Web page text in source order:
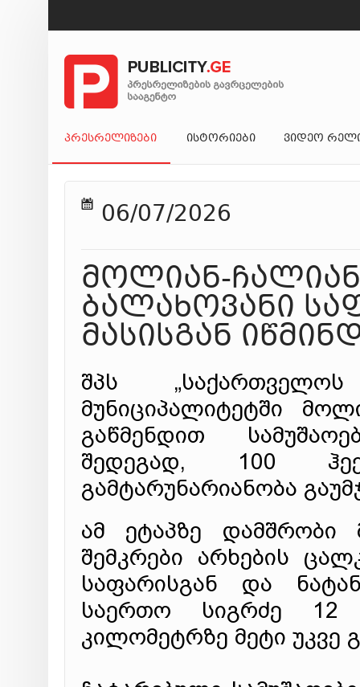
ᲞᲠᲔᲡᲠᲔᲚᲘᲖᲔᲑᲘ ᲘᲡᲢᲝᲠᲘᲔᲑᲘ ᲕᲘᲓᲔᲝ
06/07/2026
მოლიან-
ბალახოვანი
მასისგან
შპს
მუნიციპალიტეტში
გაწმენდით
შედეგად, 100
გამტარუნარიანობა
ამ ეტაპზე დამშრობი
შემკრები არხების
საფარისგან და
საერთო სიგრძე 12
კილომეტრზე მეტი უკვე